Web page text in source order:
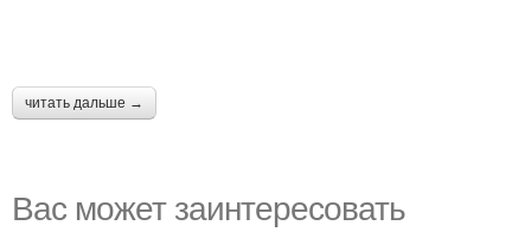
читать дальше →
Вас может заинтересовать